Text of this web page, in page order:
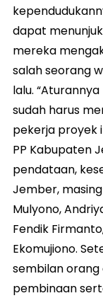
dapat
mereka
salah seorang
lalu.
sudah harus
pekerja proyek
PP Kabupaten
pendataan,
Jember,
Mulyono,
Fendik
Ekomujiono.
sembilan orang
pembinaan